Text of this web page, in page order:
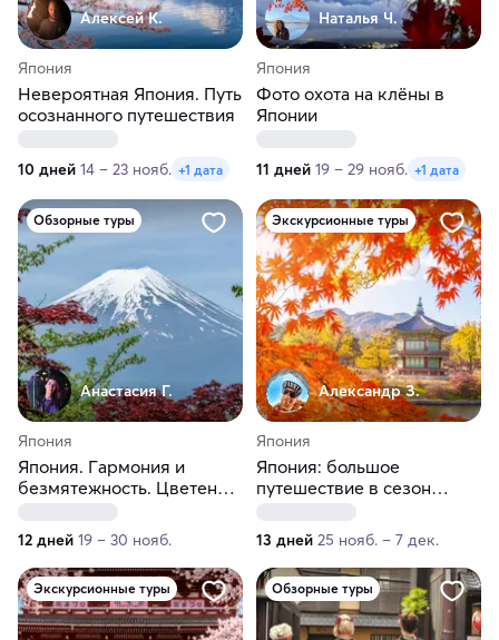
Алексей К.
Япония
Невероятная Япония. Путь
осознанного путешествия
10 дней 14 – 23 нояб. +1 дата
Наталья Ч.
Япония
Фото охота на клёны в
Японии
11 дней 19 – 29 нояб. +1 дата
Обзорные туры
Анастасия Г.
Япония
Япония. Гармония и
безмятежность. Цветение
12 дней 19 – 30 нояб.
Экскурсионные туры
Александр З.
Япония
Япония: большое
путешествие в сезон
13 дней 25 нояб. – 7 дек.
Экскурсионные туры Обзорные туры